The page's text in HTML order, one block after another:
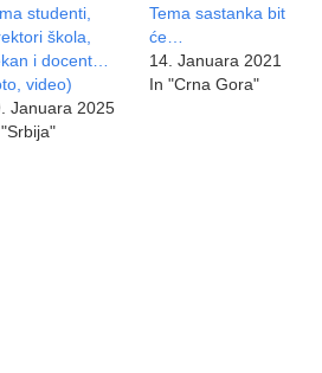
studenti,
škola,
i docent…
video)
Januara 2025
Tema sastanka bit
će…
14. Januara 2021
In "Crna Gora"